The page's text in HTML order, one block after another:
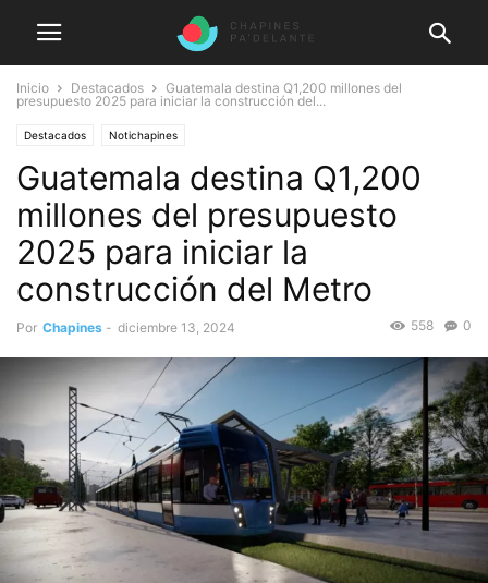
Inicio Destacados
Guatemala destina Q1,200 millones del
presupuesto 2025 para iniciar la construcción del...
Destacados Notichapines
Guatemala destina Q1,200
millones del presupuesto
2025 para iniciar la
construcción del Metro
Por Chapines - diciembre 13, 2024 0
558